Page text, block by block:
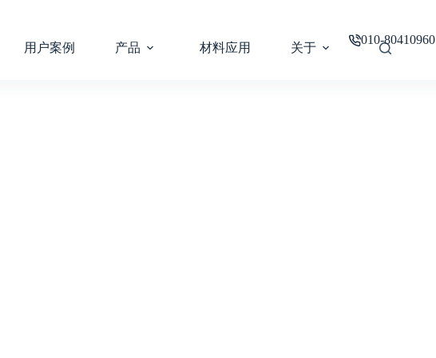
010-80410960
用户案例 产品 材料应用 关于